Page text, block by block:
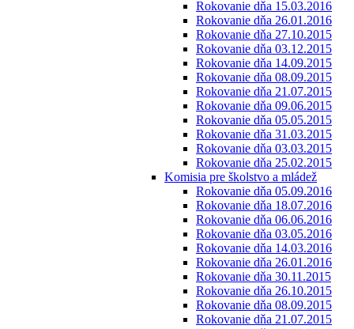
Rokovanie dňa 15.03.2016
Rokovanie dňa 26.01.2016
Rokovanie dňa 27.10.2015
Rokovanie dňa 03.12.2015
Rokovanie dňa 14.09.2015
Rokovanie dňa 08.09.2015
Rokovanie dňa 21.07.2015
Rokovanie dňa 09.06.2015
Rokovanie dňa 05.05.2015
Rokovanie dňa 31.03.2015
Rokovanie dňa 03.03.2015
Rokovanie dňa 25.02.2015
Komisia pre školstvo a mládež
Rokovanie dňa 05.09.2016
Rokovanie dňa 18.07.2016
Rokovanie dňa 06.06.2016
Rokovanie dňa 03.05.2016
Rokovanie dňa 14.03.2016
Rokovanie dňa 26.01.2016
Rokovanie dňa 30.11.2015
Rokovanie dňa 26.10.2015
Rokovanie dňa 08.09.2015
Rokovanie dňa 21.07.2015